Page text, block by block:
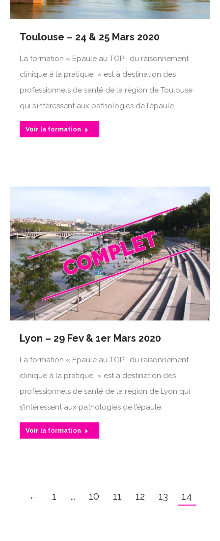
Toulouse – 24 & 25 Mars 2020
La formation « Epaule au TOP : du raisonnement
clinique à la pratique » est à destination des
professionnels de santé de la région de Toulouse
qui s’intéressent aux pathologies de l’épaule.
Voir la formation
Lyon – 29 Fev & 1er Mars 2020
La formation « Epaule au TOP : du raisonnement
clinique à la pratique » est à destination des
professionnels de santé de la région de Lyon qui
s’intéressent aux pathologies de l’épaule.
Voir la formation
← 1 … 10 11 12 13 14